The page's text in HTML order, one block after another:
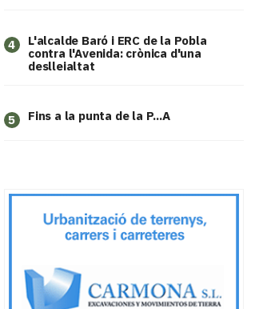
4
L'alcalde Baró i ERC de la Pobla
contra l'Avenida: crònica d'una
deslleialtat
5 Fins a la punta de la P...A